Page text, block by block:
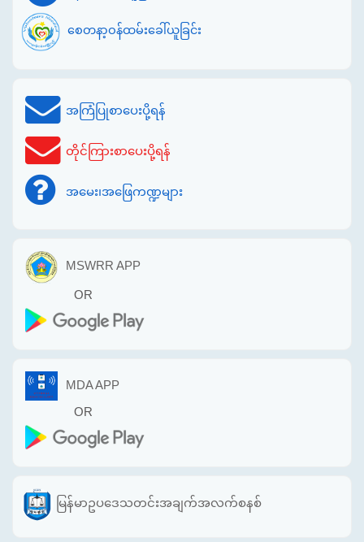
စေတနာ့ဝန်ထမ်းခေါ်ယူခြင်း
အကြံပြုစာပေးပို့ရန်
တိုင်ကြားစာပေးပို့ရန်
အမေး၊အဖြေကဏ္ဍများ
MSWRR APP
OR
MDA APP
OR
မြန်မာဥပဒေသတင်းအချက်အလက်စနစ်